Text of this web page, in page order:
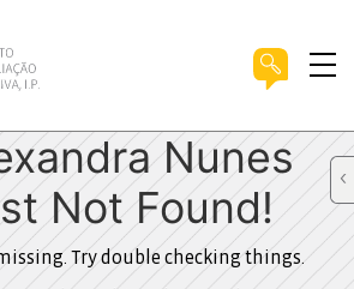
Nunes
Not Found!
Try double checking things.